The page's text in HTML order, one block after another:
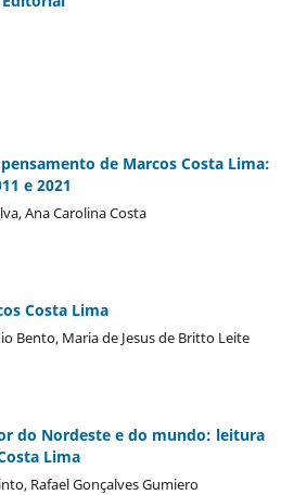
de Marcos Costa Lima:
e 2021
Ana Carolina Costa
Costa Lima
Bento, Maria de Jesus de Britto Leite
do Nordeste e do mundo: leitura
Lima
Rafael Gonçalves Gumiero